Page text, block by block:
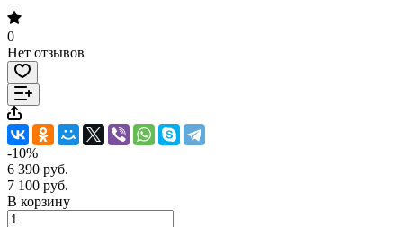
0
Нет отзывов
-10%
6 390 руб.
7 100 руб.
В корзину